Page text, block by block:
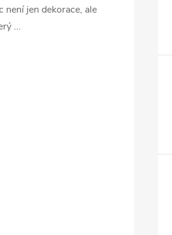
není jen dekorace, ale
...